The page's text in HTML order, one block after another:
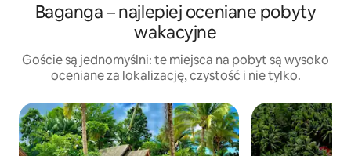
Baganga – najlepiej oceniane pobyty
wakacyjne
Goście są jednomyślni: te miejsca na pobyt są wysoko
oceniane za lokalizację, czystość i nie tylko.